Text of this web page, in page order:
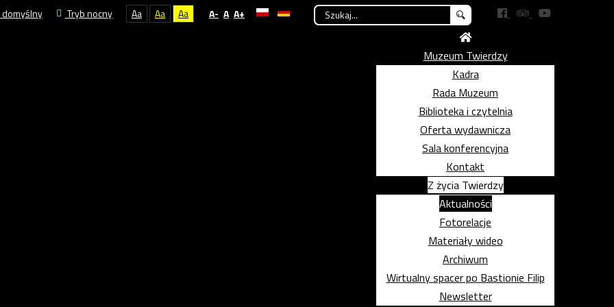
Szukaj...
Tryb nocny Aa Aa Aa A- A A+
Muzeum Twierdzy
Kadra
Rada Muzeum
Biblioteka i czytelnia
Oferta wydawnicza
Sala konferencyjna
Kontakt
Z życia Twierdzy
Aktualności
Fotorelacje
Materiały wideo
Archiwum
Wirtualny spacer po Bastionie Filip
Newsletter